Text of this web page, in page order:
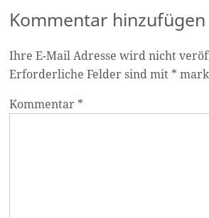
Kommentar hinzufügen
Ihre E-Mail Adresse wird nicht
Erforderliche Felder sind mit *
Kommentar *